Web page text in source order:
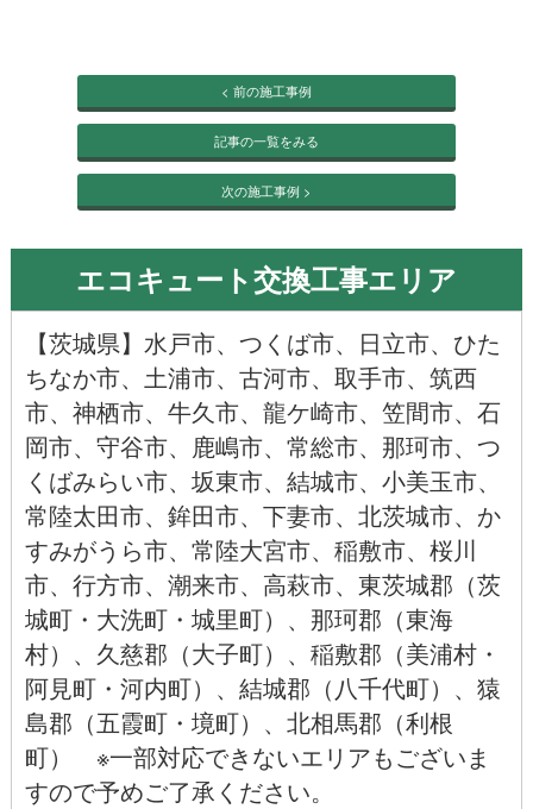
< 前の施工事例
記事の一覧をみる
次の施工事例 >
エコキュート交換工事エリア
【茨城県】 水戸市、 つくば市、 日立市、 ひた
ちなか市、 土浦市、 古河市、 取手市、 筑西
市、 神栖市、 牛久市、 龍ケ崎市、 笠間市、 石
岡市、 守谷市、 鹿嶋市、 常総市、 那珂市、 つ
くばみらい市、 坂東市、 結城市、 小美玉市、
常陸太田市、 鉾田市、 下妻市、 北茨城市、 か
すみがうら市、 常陸大宮市、 稲敷市、 桜川
市、 行方市、 潮来市、 高萩市、東茨城郡（茨
城町・大洗町・城里町）、那珂郡（東海
村）、久慈郡（大子町）、稲敷郡（美浦村・
阿見町・河内町）、結城郡（八千代町）、猿
島郡（五霞町・ 境町）、北相馬郡（利根
町） ※一部対応できないエリアもございま
すので予めご了承ください。